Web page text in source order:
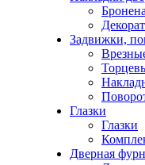
Задвижки,
Глазки
Глазки
Дверная